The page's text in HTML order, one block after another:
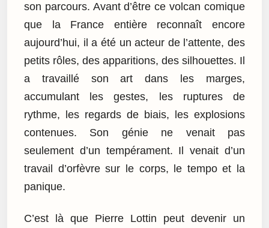
son parcours. Avant d’être ce volcan comique
que la France entière reconnaît encore
aujourd’hui, il a été un acteur de l’attente, des
petits rôles, des apparitions, des silhouettes. Il
a travaillé son art dans les marges,
accumulant les gestes, les ruptures de
rythme, les regards de biais, les explosions
contenues. Son génie ne venait pas
seulement d’un tempérament. Il venait d’un
travail d’orfèvre sur le corps, le tempo et la
panique.
C’est là que Pierre Lottin peut devenir un